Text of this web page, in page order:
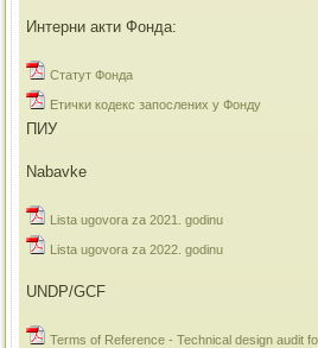
Интерни акти Фонда:
Статут Фонда
Етички кодекс запослених у Фонду
ПИУ
Nabavke
Lista ugovora za 2021. godinu
Lista ugovora za 2022. godinu
UNDP/GCF
Terms of Reference - Technical design audit